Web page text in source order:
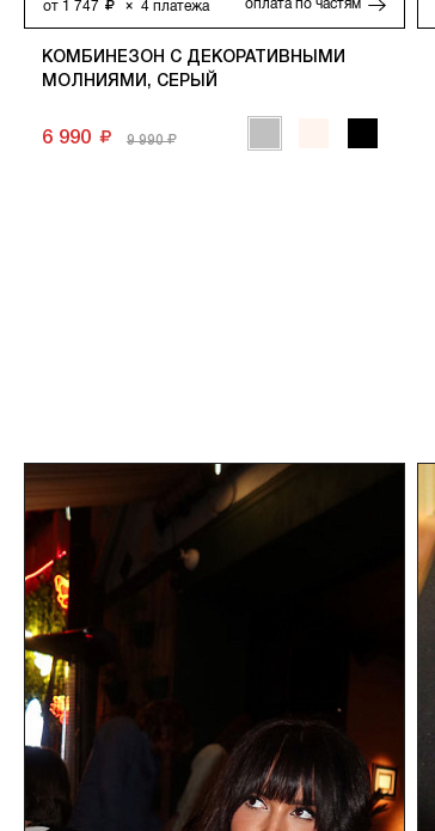
от 1 747 × 4 платежа
КОМБИНЕЗОН С ДЕКОРАТИВНЫМИ
МОЛНИЯМИ, СЕРЫЙ
9 990
6 990